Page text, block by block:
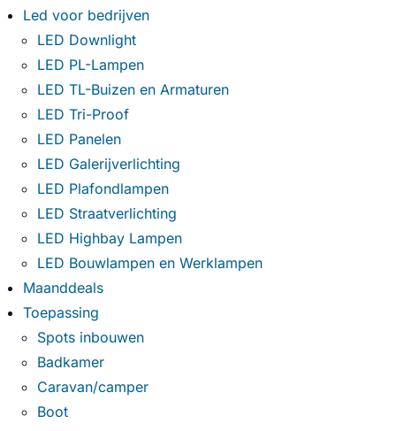
Led voor bedrijven
LED Downlight
LED PL-Lampen
LED TL-Buizen en Armaturen
LED Tri-Proof
LED Panelen
LED Galerijverlichting
LED Plafondlampen
LED Straatverlichting
LED Highbay Lampen
LED Bouwlampen en Werklampen
Maanddeals
Toepassing
Spots inbouwen
Badkamer
Caravan/camper
Boot